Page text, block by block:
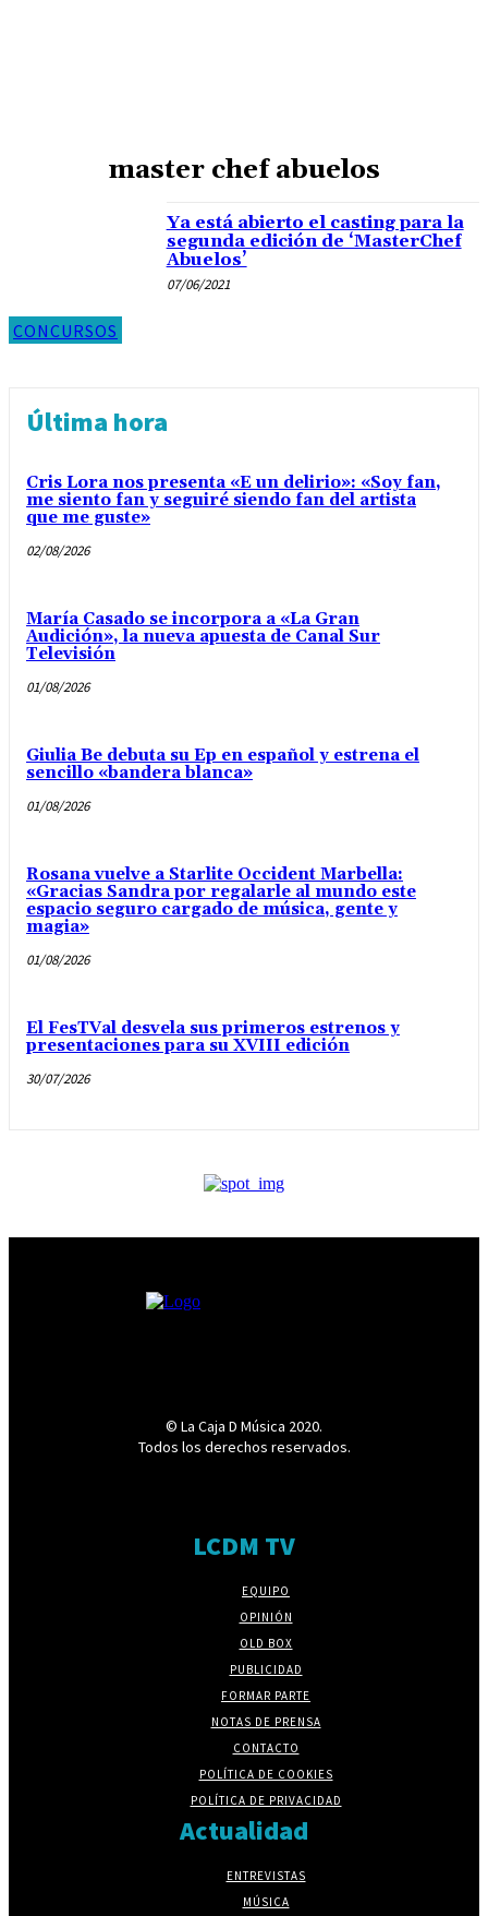
master chef abuelos
CONCURSOS
Ya está abierto el casting para la
segunda edición de ‘MasterChef
Abuelos’
07/06/2021
Última hora
Cris Lora nos presenta «E un delirio»: «Soy fan,
me siento fan y seguiré siendo fan del artista
que me guste»
02/08/2026
María Casado se incorpora a «La Gran
Audición», la nueva apuesta de Canal Sur
Televisión
01/08/2026
Giulia Be debuta su Ep en español y estrena el
sencillo «bandera blanca»
01/08/2026
Rosana vuelve a Starlite Occident Marbella:
«Gracias Sandra por regalarle al mundo este
espacio seguro cargado de música, gente y
magia»
01/08/2026
El FesTVal desvela sus primeros estrenos y
presentaciones para su XVIII edición
30/07/2026
© La Caja D Música 2020.
Todos los derechos reservados.
LCDM TV
EQUIPO
OPINIÓN
OLD BOX
PUBLICIDAD
FORMAR PARTE
NOTAS DE PRENSA
CONTACTO
POLÍTICA DE COOKIES
POLÍTICA DE PRIVACIDAD
Actualidad
ENTREVISTAS
MÚSICA